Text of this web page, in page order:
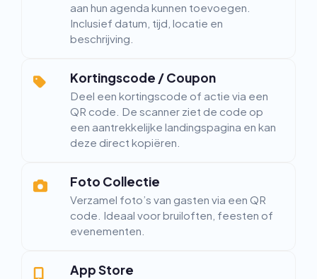
aan hun agenda kunnen toevoegen.
Inclusief datum, tijd, locatie en
beschrijving.
Kortingscode / Coupon
Deel een kortingscode of actie via een
QR code. De scanner ziet de code op
een aantrekkelijke landingspagina en kan
deze direct kopiëren.
Foto Collectie
Verzamel foto’s van gasten via een QR
code. Ideaal voor bruiloften, feesten of
evenementen.
App Store